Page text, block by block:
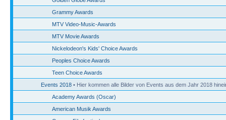
Grammy Awards
MTV Video-Music-Awards
MTV Movie Awards
Nickelodeon's Kids' Choice Awards
Peoples Choice Awards
Teen Choice Awards
Events 2018 • Hier kommen alle Bilder von Events aus dem Jahr 2018
Academy Awards (Oscar)
American Musik Awards